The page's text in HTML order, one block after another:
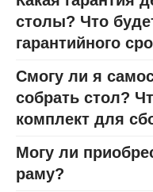
столы? Что
гарантийного
Смогу ли я
собрать стол?
комплект для
Могу ли
раму?